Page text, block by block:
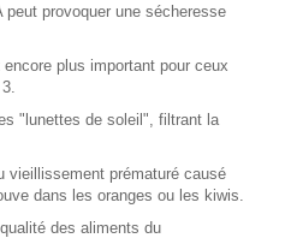
provoquer une sécheresse
plus important pour ceux
"lunettes de soleil", filtrant la
vieillissement prématuré causé
dans les oranges ou les kiwis.
des aliments du